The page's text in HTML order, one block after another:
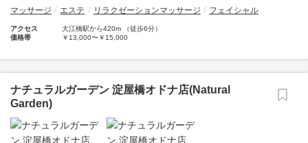
マッサージ エステ リラクゼーションマッサージ フェイシャル
アクセス
大江橋駅から420m （徒歩6分）
価格帯
￥13,000〜￥15,000
ナチュラルガーデン 淀屋橋オドナ店(Natural
Garden)